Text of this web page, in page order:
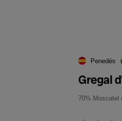
Penedés
Gregal
70% Moscatel